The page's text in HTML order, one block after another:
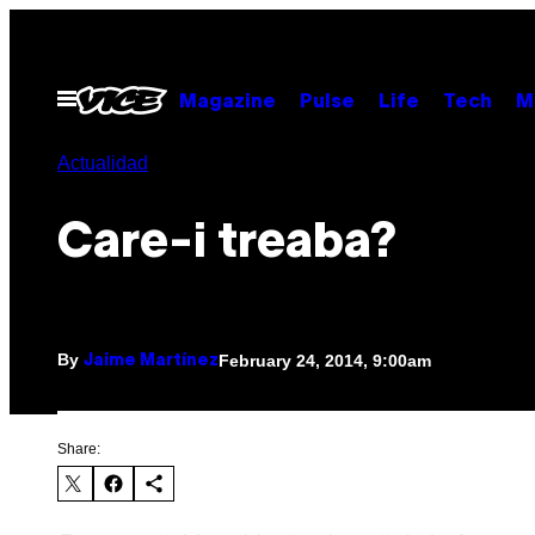
contentOpen
Menu
Magazine Pulse Life Tech
Actualidad
Care-i treaba?
By Jaime MartínezFebruary 24, 2014, 9:00am
Share: